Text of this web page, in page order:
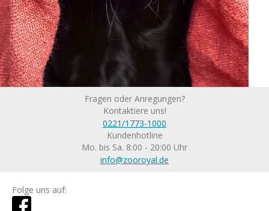
Fragen oder Anregungen?
Kontaktiere uns!
0221/1773-1000
Kundenhotline
Mo. bis Sa. 8:00 - 20:00 Uhr
info@zooroyal.de
Folge uns auf: